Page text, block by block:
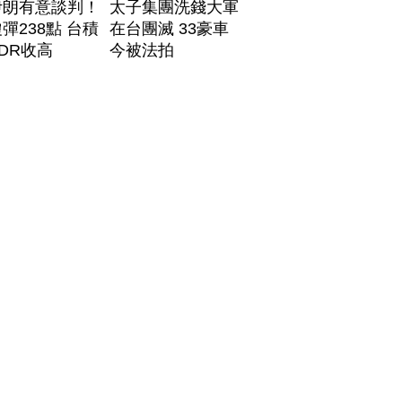
有意談判！
238點 台積
收高
太子集團洗錢大軍
在台團滅 33豪車
今被法拍